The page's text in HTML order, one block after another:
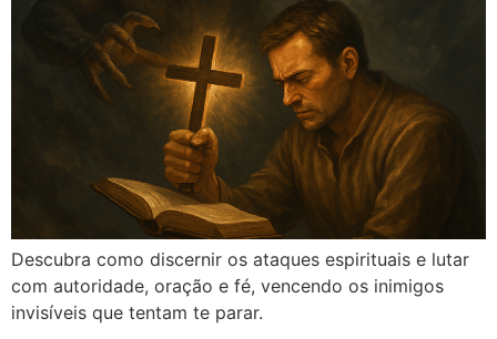
Descubra como discernir os ataques espirituais e lutar
com autoridade, oração e fé, vencendo os inimigos
invisíveis que tentam te parar.